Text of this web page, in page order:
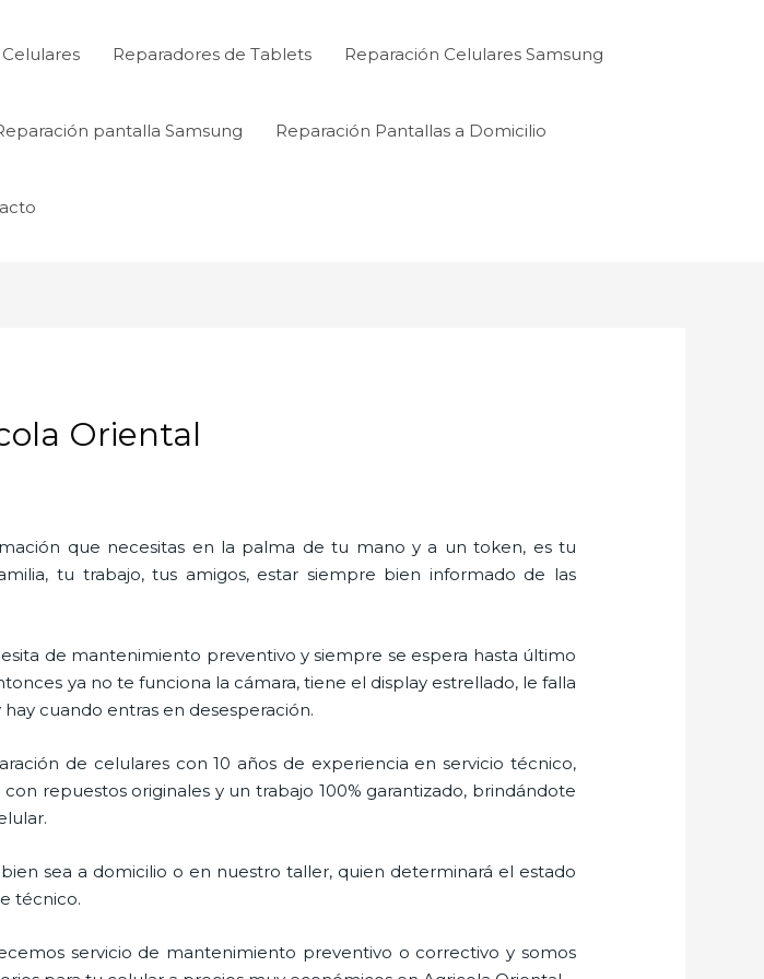
Reparadores de Tablets Reparación Celulares Samsung
pantalla Samsung Reparación Pantallas a Domicilio
Oriental
que necesitas en la palma de tu mano y a un token, es tu
tu trabajo, tus amigos, estar siempre bien informado de las
de mantenimiento preventivo y siempre se espera hasta último
ya no te funciona la cámara, tiene el display estrellado, le falla
cuando entras en desesperación.
de celulares con 10 años de experiencia en servicio técnico,
repuestos originales y un trabajo 100% garantizado, brindándote
sea a domicilio o en nuestro taller, quien determinará el estado
técnico.
servicio de mantenimiento preventivo o correctivo y somos